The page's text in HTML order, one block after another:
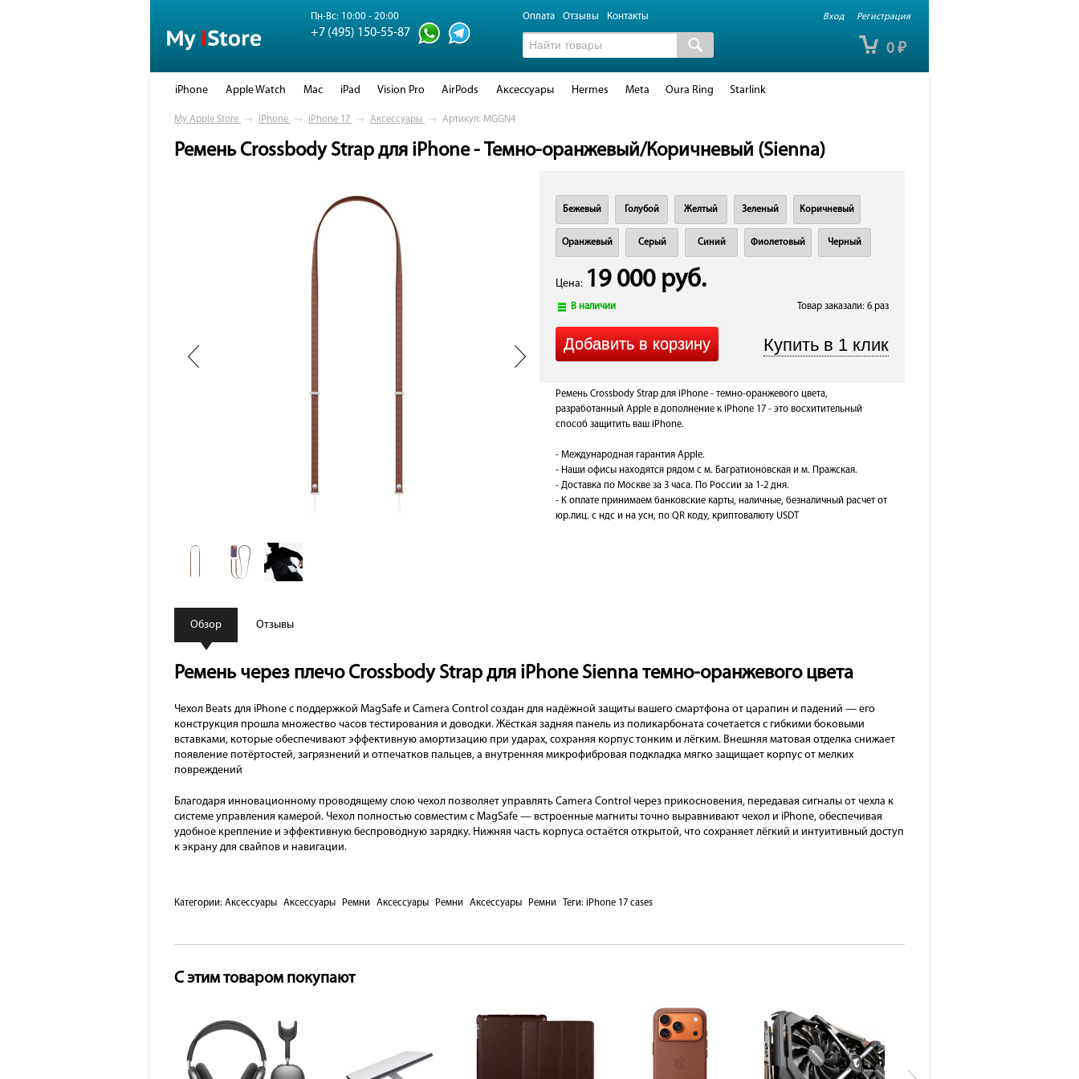
Вход Регистрация
Пн-Вс: 10:00 - 20:00
+7 (495) 150-55-87
Оплата Отзывы Контакты
0 ₽
iPhone Apple Watch Mac iPad Vision Pro AirPods Аксессуары Hermes Meta Oura Ring Starlink
My Apple Store → iPhone → iPhone 17 → Аксессуары → Артикул: MGGN4
Ремень Crossbody Strap для iPhone - Темно-оранжевый/Коричневый (Sienna)
Бежевый Голубой Желтый Зеленый Коричневый
Оранжевый Серый Синий Фиолетовый Черный
Цена: 19 000 руб.
В наличии Товар заказали: 6 раз
Ремень Crossbody Strap для iPhone - темно-оранжевого цвета,
разработанный Apple в дополнение к iPhone 17 - это восхитительный
способ защитить ваш iPhone.
- Международная гарантия Apple.
- Наши офисы находятся рядом с м. Багратионовская и м. Пражская.
- Доставка по Москве за 3 часа. По России за 1-2 дня.
- К оплате принимаем банковские карты, наличные, безналичный расчет от
юр.лиц. с ндс и на усн, по QR коду, криптовалюту USDT
Обзор Отзывы
Ремень через плечо Crossbody Strap для iPhone Sienna темно-оранжевого цвета
Чехол Beats для iPhone с поддержкой MagSafe и Camera Control создан для надёжной защиты вашего смартфона от царапин и падений — его
конструкция прошла множество часов тестирования и доводки. Жёсткая задняя панель из поликарбоната сочетается с гибкими боковыми
вставками, которые обеспечивают эффективную амортизацию при ударах, сохраняя корпус тонким и лёгким. Внешняя матовая отделка снижает
появление потёртостей, загрязнений и отпечатков пальцев, а внутренняя микрофибровая подкладка мягко защищает корпус от мелких
повреждений
Благодаря инновационному проводящему слою чехол позволяет управлять Camera Control через прикосновения, передавая сигналы от чехла к
системе управления камерой. Чехол полностью совместим с MagSafe — встроенные магниты точно выравнивают чехол и iPhone, обеспечивая
удобное крепление и эффективную беспроводную зарядку. Нижняя часть корпуса остаётся открытой, что сохраняет лёгкий и интуитивный доступ
к экрану для свайпов и навигации.
Категории: Аксессуары Аксессуары Ремни Аксессуары Ремни Аксессуары Ремни Теги: iPhone 17 cases
С этим товаром покупают